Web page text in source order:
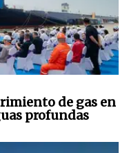
de gas en
profundas